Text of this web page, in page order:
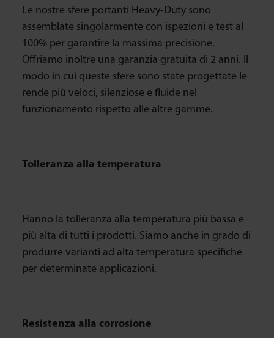
Le nostre sfere portanti Heavy-Duty sono
assemblate singolarmente con ispezioni e test al
100% per garantire la massima precisione.
Offriamo inoltre una garanzia gratuita di 2 anni. Il
modo in cui queste sfere sono state progettate le
rende più veloci, silenziose e fluide nel
funzionamento rispetto alle altre gamme.
Tolleranza alla temperatura
Hanno la tolleranza alla temperatura più bassa e
più alta di tutti i prodotti. Siamo anche in grado di
produrre varianti ad alta temperatura specifiche
per determinate applicazioni.
Resistenza alla corrosione